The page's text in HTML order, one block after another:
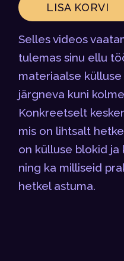
LISA KORVI
Selles videos
tulemas sinu ellu
materiaalse
järgneva kuni
Konkreetselt
mis on lihtsalt
on külluse blokid
ning ka milliseid
hetkel astuma.